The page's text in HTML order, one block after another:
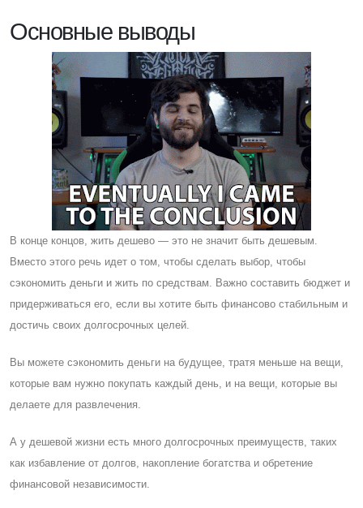
Основные выводы
В конце концов, жить дешево — это не значит быть дешевым.
Вместо этого речь идет о том, чтобы сделать выбор, чтобы
сэкономить деньги и жить по средствам. Важно составить бюджет и
придерживаться его, если вы хотите быть финансово стабильным и
достичь своих долгосрочных целей.
Вы можете сэкономить деньги на будущее, тратя меньше на вещи,
которые вам нужно покупать каждый день, и на вещи, которые вы
делаете для развлечения.
А у дешевой жизни есть много долгосрочных преимуществ, таких
как избавление от долгов, накопление богатства и обретение
финансовой независимости.